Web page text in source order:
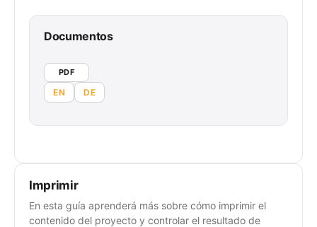
Documentos
PDF
EN DE
Imprimir
En esta guía aprenderá más sobre cómo imprimir el
contenido del proyecto y controlar el resultado de